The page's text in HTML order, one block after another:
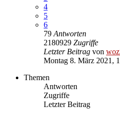
4
5
6
79 Antworten
2180929 Zugriffe
Letzter Beitrag von
Montag 8. März 2021,
Themen
Antworten
Zugriffe
Letzter Beitrag